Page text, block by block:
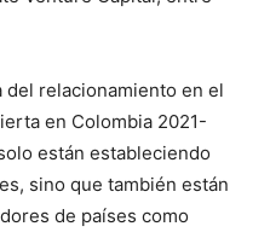
del relacionamiento en el
en Colombia 2021-
están estableciendo
sino que también están
de países como